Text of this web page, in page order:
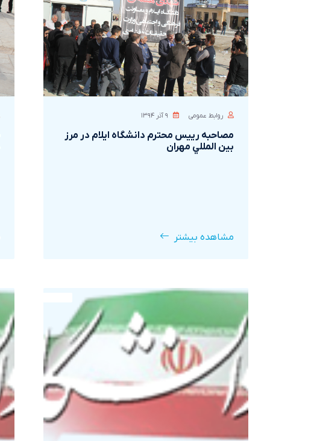
روابط عمومی ۹ آذر ۱۳۹۴
مصاحبه رييس محترم دانشگاه ايلام در مرز
بين المللي مهران
مشاهده بیشتر